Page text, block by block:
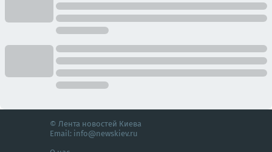
© Лента новостей Киева
Email: info@newskiev.ru